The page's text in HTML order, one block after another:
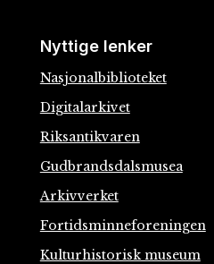
Nyttige lenker
Nasjonalbiblioteket
Digitalarkivet
Riksantikvaren
Gudbrandsdalsmusea
Arkivverket
Fortidsminneforeningen
Kulturhistorisk museum